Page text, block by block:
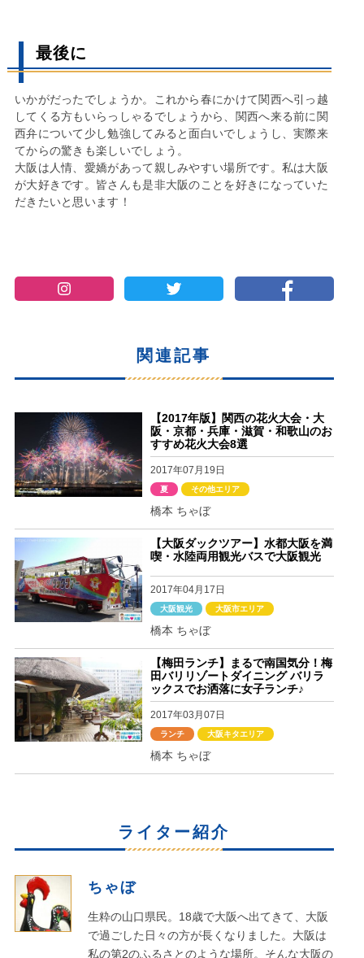
最後に
いかがだったでしょうか。これから春にかけて関西へ引っ越
してくる方もいらっしゃるでしょうから、関西へ来る前に関
西弁について少し勉強してみると面白いでしょうし、実際来
てからの驚きも楽しいでしょう。
大阪は人情、愛嬌があって親しみやすい場所です。私は大阪
が大好きです。皆さんも是非大阪のことを好きになっていた
だきたいと思います！
関連記事
【2017年版】関西の花火大会・大
阪・京都・兵庫・滋賀・和歌山のお
すすめ花火大会8選
2017年07月19日
夏 その他エリア
橋本 ちゃぼ
【大阪ダックツアー】水都大阪を満
喫・水陸両用観光バスで大阪観光
2017年04月17日
大阪観光 大阪市エリア
橋本 ちゃぼ
【梅田ランチ】まるで南国気分！梅
田バリリゾートダイニング バリラ
ックスでお洒落に女子ランチ♪
2017年03月07日
ランチ 大阪キタエリア
橋本 ちゃぼ
ライター紹介
ちゃぼ
生粋の山口県民。18歳で大阪へ出てきて、大阪
で過ごした日々の方が長くなりました。大阪は
私の第2のふるさとのような場所。そんな大阪の